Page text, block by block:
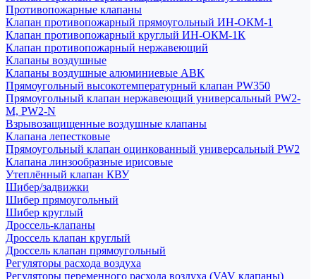
Противопожарные клапаны
Клапан противопожарный прямоугольный ИН-ОКМ-1
Клапан противопожарный круглый ИН-ОКМ-1К
Клапан противопожарный нержавеющий
Клапаны воздушные
Клапаны воздушные алюминиевые АВК
Прямоугольный высокотемпературный клапан PW350
Прямоугольный клапан нержавеющий универсальный PW2-
M, PW2-N
Взрывозащищенные воздушные клапаны
Клапана лепестковые
Прямоугольный клапан оцинкованный универсальный PW2
Клапана линзообразные ирисовые
Утеплённый клапан КВУ
Шибер/задвижки
Шибер прямоугольный
Шибер круглый
Дроссель-клапаны
Дроссель клапан круглый
Дроссель клапан прямоугольный
Регуляторы расхода воздуха
Регуляторы переменного расхода воздуха (VAV клапаны)